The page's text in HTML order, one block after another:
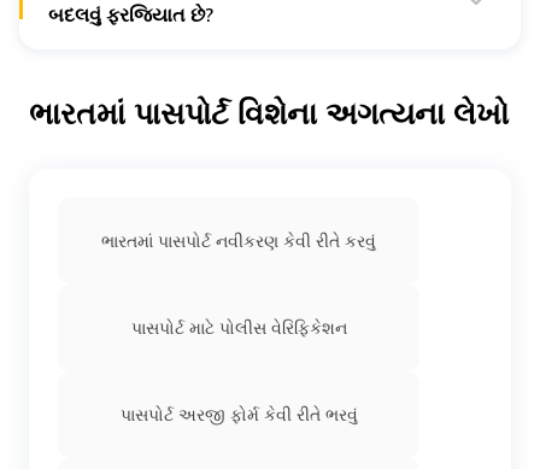
બદલવું ફરજિયાત છે?
ભારતમાં પાસપોર્ટ વિશેના અગત્યના લેખો
ભારતમાં પાસપોર્ટ નવીકરણ કેવી રીતે કરવું
પાસપોર્ટ માટે પોલીસ વેરિફિકેશન
પાસપોર્ટ અરજી ફોર્મ કેવી રીતે ભરવું